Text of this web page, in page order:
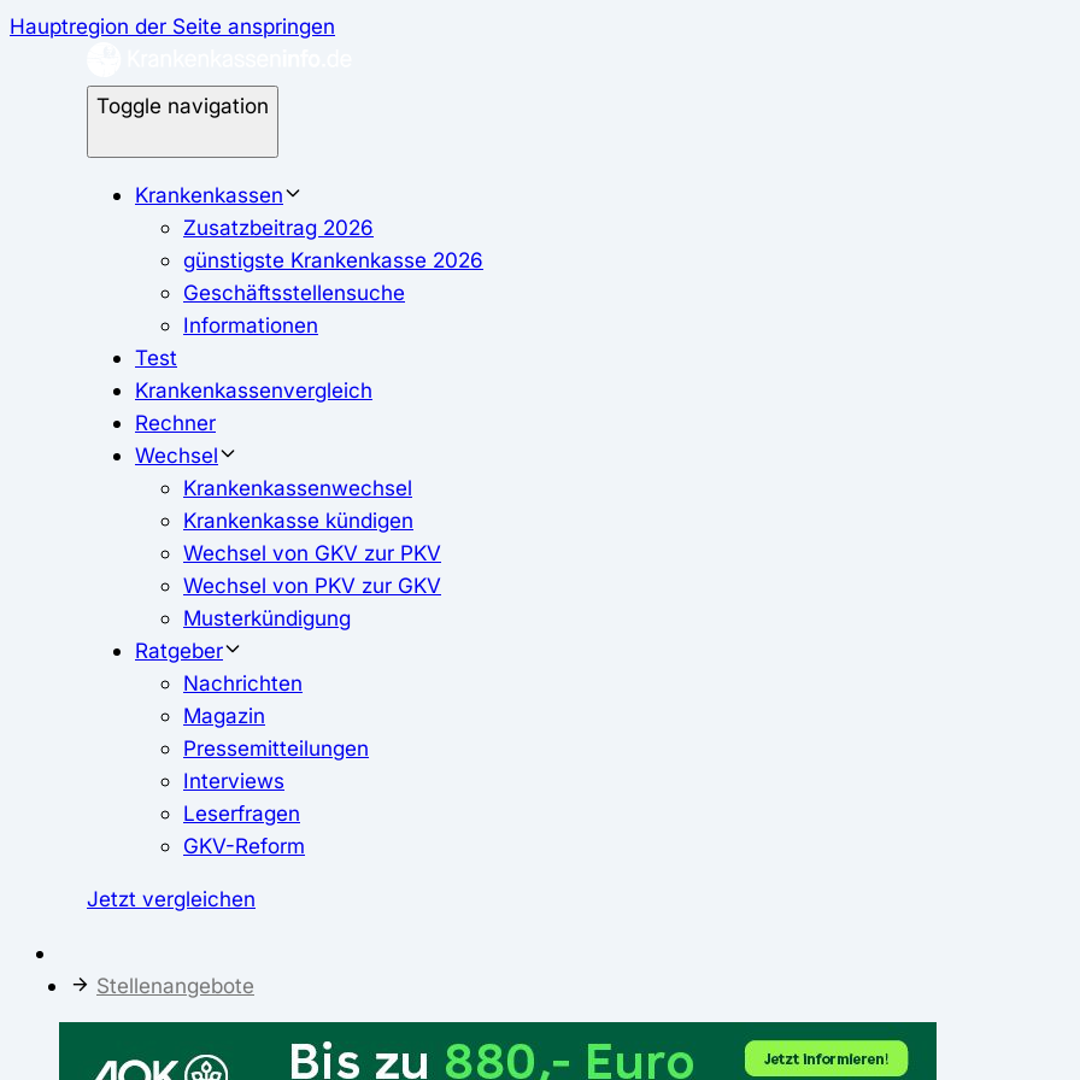
Hauptregion der Seite anspringen
Toggle navigation
Krankenkassen
Zusatzbeitrag 2026
günstigste Krankenkasse 2026
Geschäftsstellensuche
Informationen
Test
Krankenkassenvergleich
Rechner
Wechsel
Krankenkassenwechsel
Krankenkasse kündigen
Wechsel von GKV zur PKV
Wechsel von PKV zur GKV
Musterkündigung
Ratgeber
Nachrichten
Magazin
Pressemitteilungen
Interviews
Leserfragen
GKV-Reform
Jetzt vergleichen
Stellenangebote